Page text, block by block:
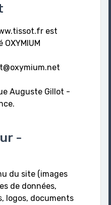
est
Auguste Gillot -
-
du site (images
de données,
logos, documents